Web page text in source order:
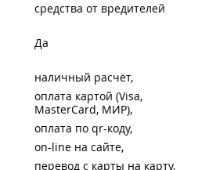
средства от вредителей
Да
наличный расчёт
оплата картой (Visa,
MasterCard, МИР)
оплата по qr-коду
on-line на сайте
перевод с карты на карту